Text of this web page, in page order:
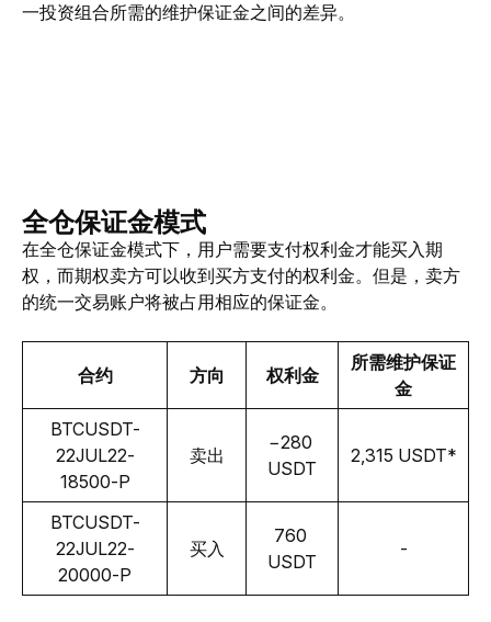
一投资组合所需的维护保证金之间的差异。
全仓保证金模式
在全仓保证金模式下，用户需要支付权利金才能买入期
权，而期权卖方可以收到买方支付的权利金。但是，卖方
的统一交易账户将被占用相应的保证金。
合约 方向 权利金
所需维护保证
金
BTCUSDT-
22JUL22-
18500-P
卖出
−280
USDT
2,315 USDT*
BTCUSDT-
22JUL22-
20000-P
买入
760
USDT
-